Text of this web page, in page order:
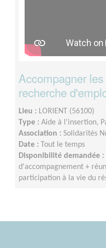
Accompagner
recherche
Lieu : LORIENT (56100)
Type : Aide à l'insertion,
Association : Solidarités
Date :
Tout le temps
Disponibilité demandée :
d'accompagnement +
participation à la vie du